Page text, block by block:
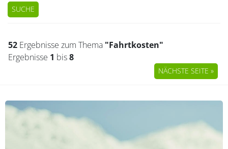
SUCHE
52 Ergebnisse zum Thema "Fahrtkosten"
Ergebnisse 1 bis8
NÄCHSTE SEITE »